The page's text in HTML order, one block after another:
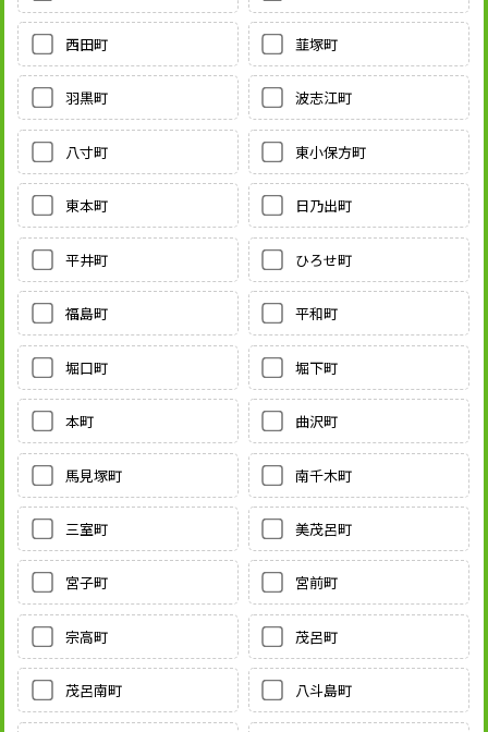
西田町 韮塚町
羽黒町 波志江町
八寸町 東小保方町
東本町 日乃出町
平井町 ひろせ町
福島町 平和町
堀口町 堀下町
本町 曲沢町
馬見塚町 南千木町
三室町 美茂呂町
宮子町 宮前町
宗高町 茂呂町
茂呂南町 八斗島町